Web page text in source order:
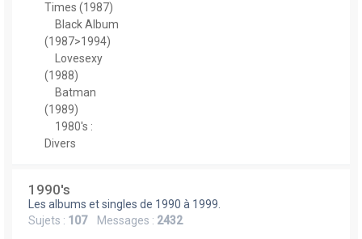
Times (1987)
Black Album
(1987>1994)
Lovesexy
(1988)
Batman
(1989)
1980's :
Divers
1990's
Les albums et singles de 1990 à 1999.
Sujets : 107Messages : 2432